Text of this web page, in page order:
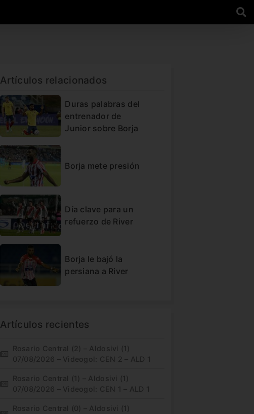
Artículos relacionados
Duras palabras del
entrenador de
Junior sobre Borja
Borja mete presión
Día clave para un
refuerzo de River
Borja le bajó la
persiana a River
Artículos recientes
Rosario Central (2) – Aldosivi (1)
07/08/2026 – Videogol: CEN 2 – ALD 1
Rosario Central (1) – Aldosivi (1)
07/08/2026 – Videogol: CEN 1 – ALD 1
Rosario Central (0) – Aldosivi (1)